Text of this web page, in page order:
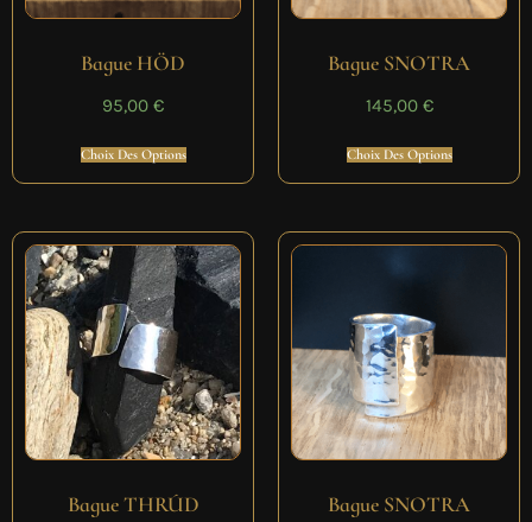
Bague HÖD
95,00 €
Choix Des Options
Bague SNOTRA
145,00 €
Choix Des Options
Bague THRÚD Bague SNOTRA